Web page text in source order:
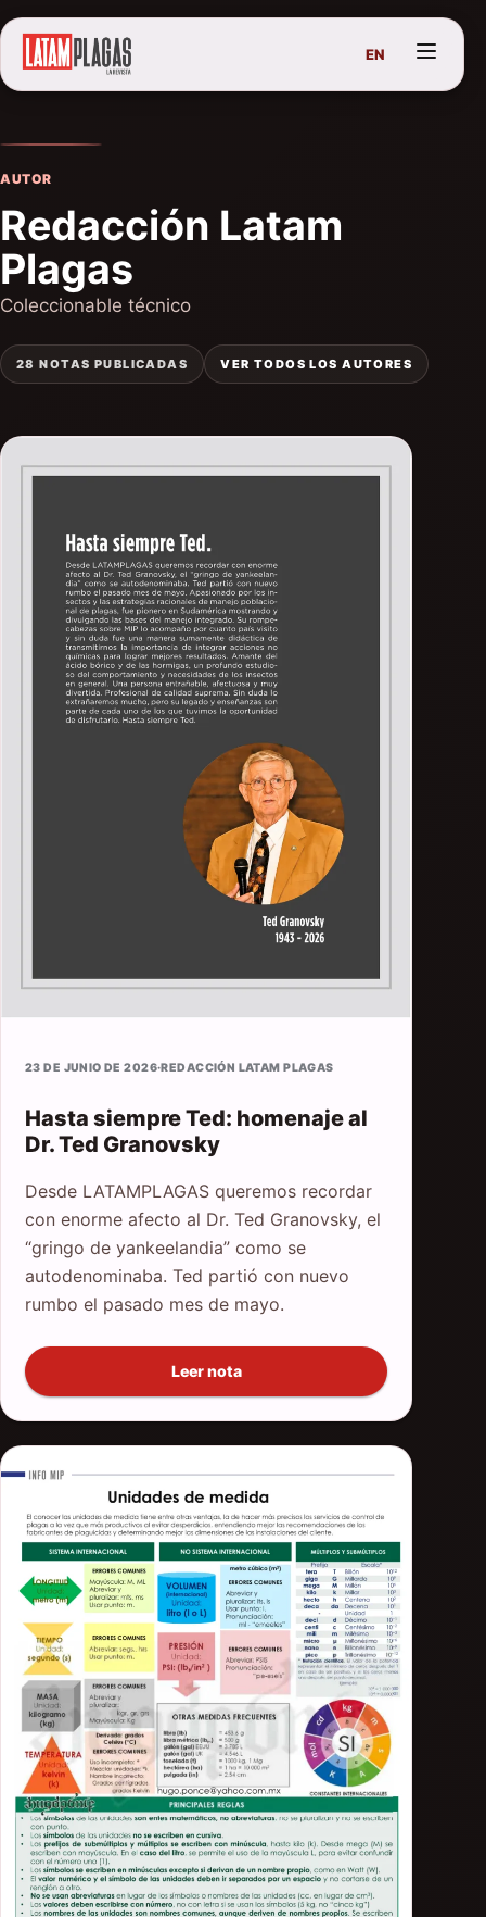
EN
AUTOR
Redacción Latam
Plagas
Coleccionable técnico
28 NOTAS PUBLICADAS VER TODOS LOS AUTORES
23 DE JUNIO DE 2026·REDACCIÓN LATAM PLAGAS
Hasta siempre Ted: homenaje al
Dr. Ted Granovsky
Desde LATAMPLAGAS queremos recordar
con enorme afecto al Dr. Ted Granovsky, el
“gringo de yankeelandia” como se
autodenominaba. Ted partió con nuevo
rumbo el pasado mes de mayo.
Leer nota